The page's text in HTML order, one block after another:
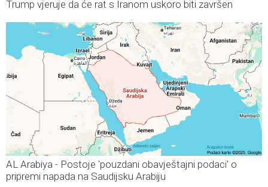
Trump vjeruje da će rat s Iranom uskoro biti završen
AL Arabiya - Postoje 'pouzdani obavještajni podaci' o
pripremi napada na Saudijsku Arabiju